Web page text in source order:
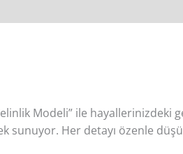
Modeli” ile hayallerinizdeki
Her detayı özenle